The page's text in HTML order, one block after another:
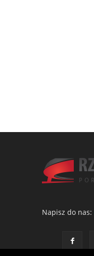
Napisz do nas: